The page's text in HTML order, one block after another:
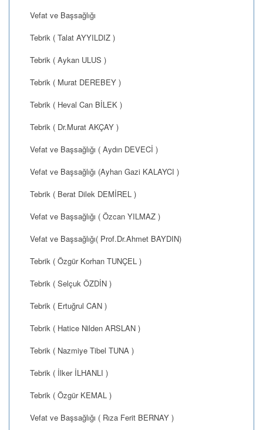
Vefat ve Başsağlığı
Tebrik ( Talat AYYILDIZ )
Tebrik ( Aykan ULUS )
Tebrik ( Murat DEREBEY )
Tebrik ( Heval Can BİLEK )
Tebrik ( Dr.Murat AKÇAY )
Vefat ve Başsağlığı ( Aydın DEVECİ )
Vefat ve Başsağlığı (Ayhan Gazi KALAYCI )
Tebrik ( Berat Dilek DEMİREL )
Vefat ve Başsağlığı ( Özcan YILMAZ )
Vefat ve Başsağlığı( Prof.Dr.Ahmet BAYDIN)
Tebrik ( Özgür Korhan TUNÇEL )
Tebrik ( Selçuk ÖZDİN )
Tebrik ( Ertuğrul CAN )
Tebrik ( Hatice Nilden ARSLAN )
Tebrik ( Nazmiye Tibel TUNA )
Tebrik ( İlker İLHANLI )
Tebrik ( Özgür KEMAL )
Vefat ve Başsağlığı ( Rıza Ferit BERNAY )